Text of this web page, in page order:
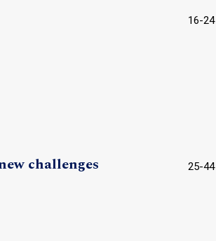
16-24
challenges 25-44